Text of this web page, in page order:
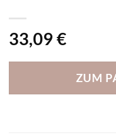
33,09 €
ZUM